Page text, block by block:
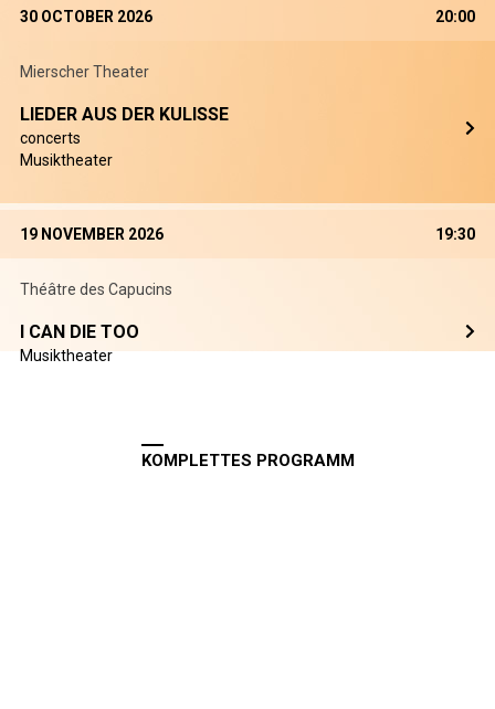
30 OCTOBER 2026 20:00
Mierscher Theater
LIEDER AUS DER KULISSE
concerts
Musiktheater
19 NOVEMBER 2026 19:30
Théâtre des Capucins
I CAN DIE TOO
Musiktheater
KOMPLETTES PROGRAMM